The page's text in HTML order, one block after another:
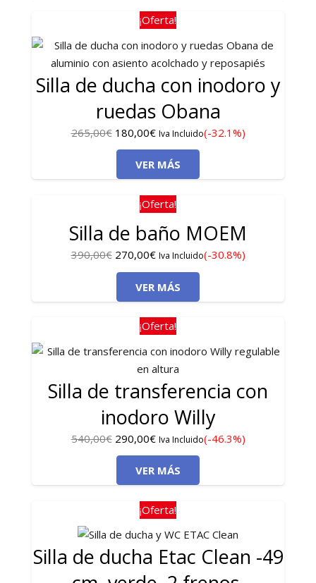
260,00€.175,00€.
¡Oferta!
Silla de ducha con inodoro y
ruedas Obana
265,00€ El
precio
original
era:
265,00€.
180,00€El
precio
actual
es:
180,00€.
Iva Incluido(-32.1%)
VER MÁS
¡Oferta!
Silla de baño MOEM
390,00€ El
precio
original
era:
390,00€.
270,00€El
precio
actual
es:
270,00€.
Iva Incluido(-30.8%)
VER MÁS
¡Oferta!
Silla de transferencia con
inodoro Willy
540,00€ El
precio
original
era:
540,00€.
290,00€El
precio
actual
es:
290,00€.
Iva Incluido(-46.3%)
VER MÁS
¡Oferta!
Silla de ducha Etac Clean -49